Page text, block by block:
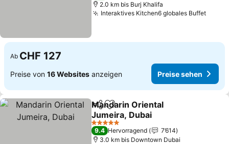
2.0 km bis Burj Khalifa
Interaktives Kitchen6 globales Buffet
Ab CHF 127
Preise von 16 Websites anzeigen Preise sehen
TeilenZu Favoriten hinzufügen
Mandarin Oriental
Jumeira, Dubai
5 Sterne
9.4 Hervorragend
7’614
3.0 km bis Downtown Dubai